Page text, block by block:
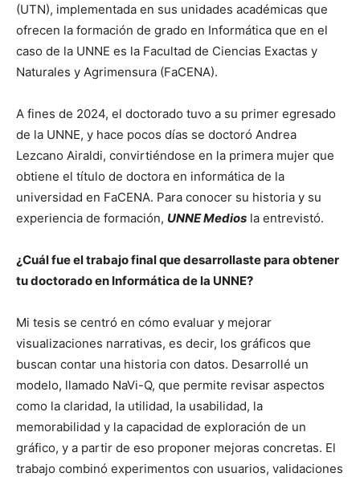
(UTN), implementada en sus unidades académicas que
ofrecen la formación de grado en Informática que en el
caso de la UNNE es la Facultad de Ciencias Exactas y
Naturales y Agrimensura (FaCENA).
A fines de 2024, el doctorado tuvo a su primer egresado
de la UNNE, y hace pocos días se doctoró Andrea
Lezcano Airaldi, convirtiéndose en la primera mujer que
obtiene el título de doctora en informática de la
universidad en FaCENA. Para conocer su historia y su
experiencia de formación, UNNE Medios la entrevistó.
¿Cuál fue el trabajo final que desarrollaste para obtener
tu doctorado en Informática de la UNNE?
Mi tesis se centró en cómo evaluar y mejorar
visualizaciones narrativas, es decir, los gráficos que
buscan contar una historia con datos. Desarrollé un
modelo, llamado NaVi-Q, que permite revisar aspectos
como la claridad, la utilidad, la usabilidad, la
memorabilidad y la capacidad de exploración de un
gráfico, y a partir de eso proponer mejoras concretas. El
trabajo combinó experimentos con usuarios, validaciones